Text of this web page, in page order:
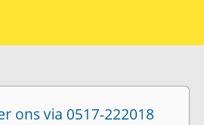
ons via 0517-222018